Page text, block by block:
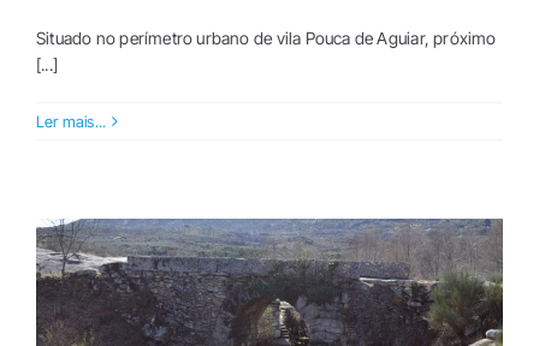
Situado no perímetro urbano de vila Pouca de Aguiar, próximo
[...]
Ler mais...